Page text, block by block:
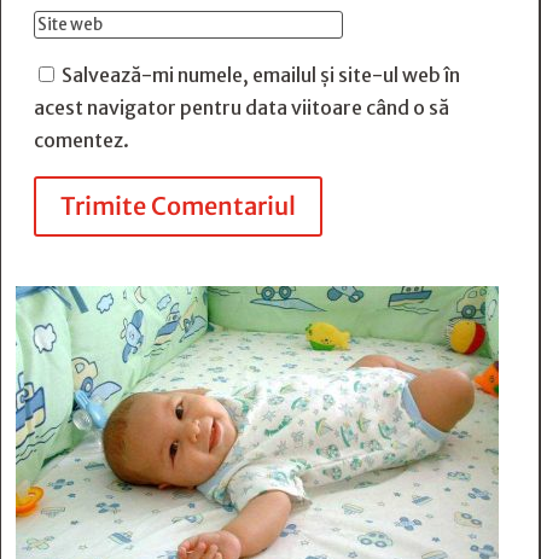
Salvează-mi numele, emailul și site-ul web în
acest navigator pentru data viitoare când o să
comentez.
Trimite Comentariul